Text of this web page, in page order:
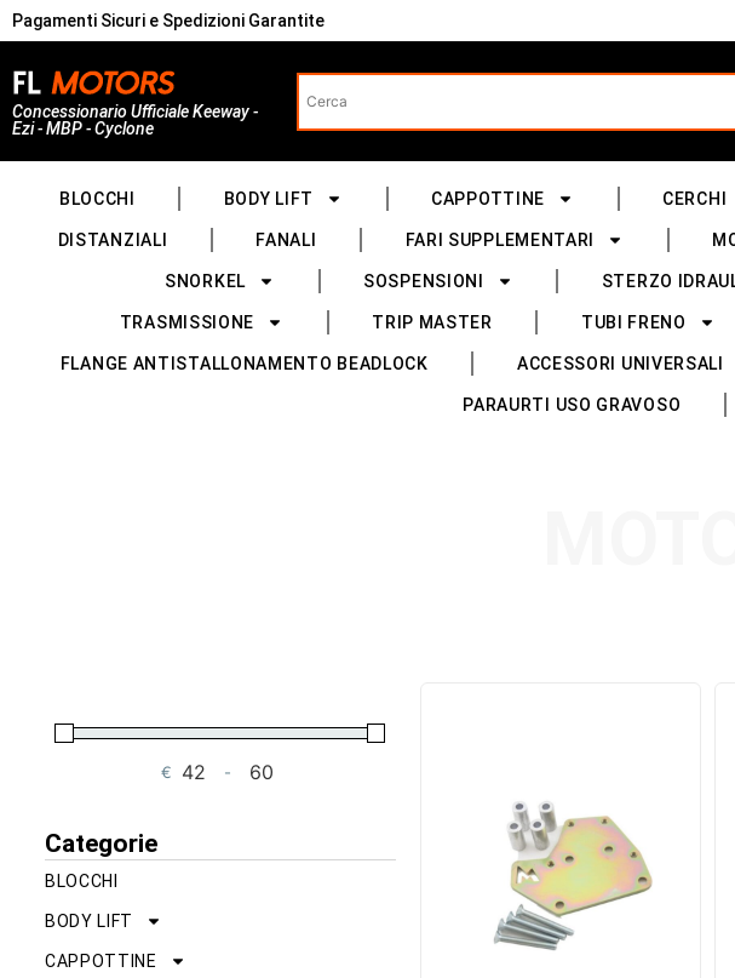
Pagamenti Sicuri e Spedizioni Garantite
Concessionario Ufficiale Keeway -
Ezi - MBP - Cyclone
BLOCCHI BODY LIFT CAPPOTTINE CERCHI
DISTANZIALI FANALI FARI SUPPLEMENTARI
SNORKEL SOSPENSIONI STERZO
TRASMISSIONE TRIP MASTER TUBI FRENO
FLANGE ANTISTALLONAMENTO BEADLOCK ACCESSORI UNIVERSALI
PARAURTI USO GRAVOSO
€ Minimum Price
-Maximum Price
Categorie
BLOCCHI
BODY LIFT
CAPPOTTINE